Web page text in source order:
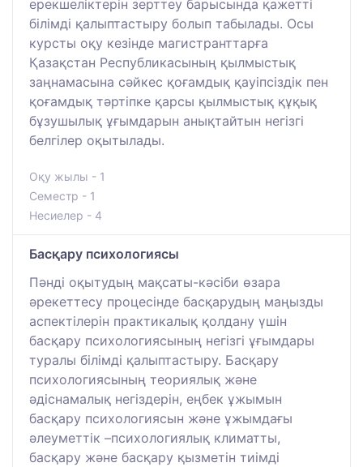
ерекшеліктерін зерттеу барысында қажетті
білімді қалыптастыру болып табылады. Осы
курсты оқу кезінде магистранттарға
Қазақстан Республикасының қылмыстық
заңнамасына сәйкес қоғамдық қауіпсіздік пен
қоғамдық тәртіпке қарсы қылмыстық құқық
бұзушылық ұғымдарын анықтайтын негізгі
белгілер оқытылады.
Оқу жылы - 1
Семестр - 1
Несиелер - 4
Басқару психологиясы
Пәнді оқытудың мақсаты-кәсіби өзара
әрекеттесу процесінде басқарудың маңызды
аспектілерін практикалық қолдану үшін
басқару психологиясының негізгі ұғымдары
туралы білімді қалыптастыру. Басқару
психологиясының теориялық және
әдіснамалық негіздерін, еңбек ұжымын
басқару психологиясын және ұжымдағы
әлеуметтік –психологиялық климатты,
басқару және басқару қызметін тиімді